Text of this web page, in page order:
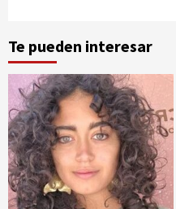
Te pueden interesar